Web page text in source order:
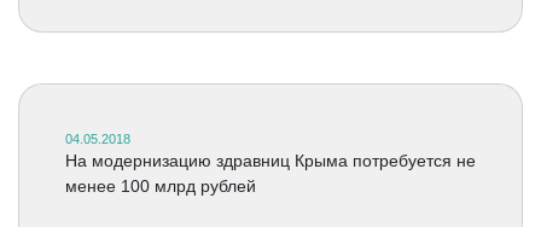
04.05.2018
На модернизацию здравниц Крыма потребуется не
менее 100 млрд рублей